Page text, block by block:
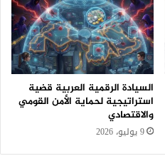
السيادة الرقمية العربية قضية
استراتيجية لحماية الأمن القومي
والاقتصادي
9 يوليو، 2026